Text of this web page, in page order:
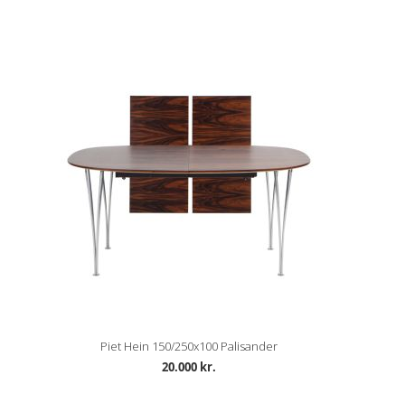
Piet Hein 150/250x100 Palisander
20.000 kr.